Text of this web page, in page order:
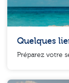
Quelques
Préparez votre